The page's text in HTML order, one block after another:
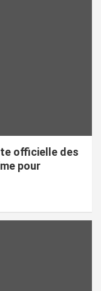
officielle des
pour